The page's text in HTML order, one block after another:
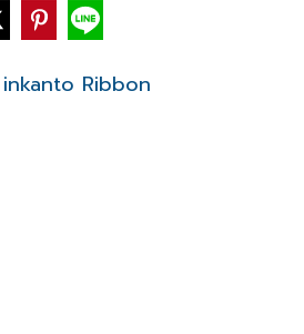
inkanto Ribbon